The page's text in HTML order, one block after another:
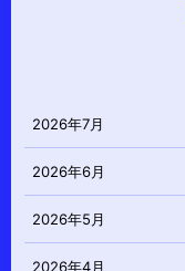
2026年7月
2026年6月
2026年5月
2026年4月